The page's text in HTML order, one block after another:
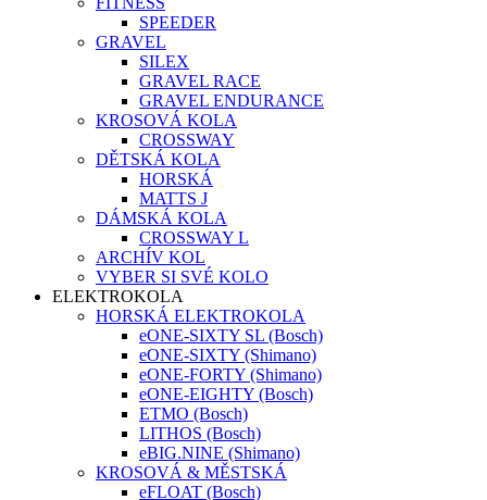
SPEEDER
GRAVEL
SILEX
GRAVEL RACE
GRAVEL ENDURANCE
KROSOVÁ KOLA
CROSSWAY
DĚTSKÁ KOLA
HORSKÁ
MATTS J
DÁMSKÁ KOLA
CROSSWAY L
ARCHÍV KOL
VYBER SI SVÉ KOLO
ELEKTROKOLA
HORSKÁ ELEKTROKOLA
eONE-SIXTY SL (Bosch)
eONE-SIXTY (Shimano)
eONE-FORTY (Shimano)
eONE-EIGHTY (Bosch)
ETMO (Bosch)
LITHOS (Bosch)
eBIG.NINE (Shimano)
KROSOVÁ & MĚSTSKÁ
eFLOAT (Bosch)